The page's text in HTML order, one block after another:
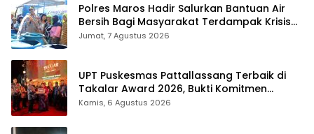
Polres Maros Hadir Salurkan Bantuan Air
Bersih Bagi Masyarakat Terdampak Krisis
Air Bersih Di Maros
Jumat, 7 Agustus 2026
UPT Puskesmas Pattallassang Terbaik di
Takalar Award 2026, Bukti Komitmen
Hadirkan Pelayanan Kesehatan Berkualitas
Kamis, 6 Agustus 2026